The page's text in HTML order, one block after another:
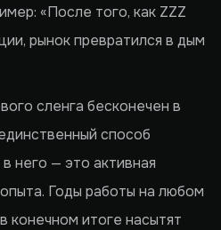
«После того, как ZZZ
рынок превратился в дым
сленга бесконечен в
способ
него — это активная
Годы работы на любом
конечном итоге насытят